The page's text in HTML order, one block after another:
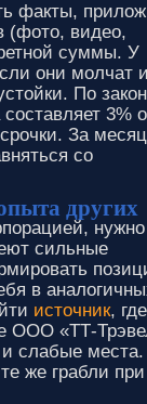
факты,
(фото, видео,
суммы. У
они молчат
По
3%
За месяц
со
других
нужно
сильные
в
источник, где
ООО «ТТ-
слабые места.
же грабли при